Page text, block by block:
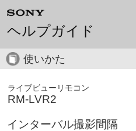
ヘルプガイド
使いかた
ライブビューリモコン
RM-LVR2
インターバル撮影間隔